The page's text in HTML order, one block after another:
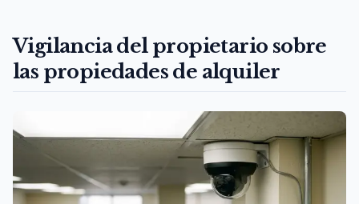
Vigilancia del propietario sobre
las propiedades de alquiler